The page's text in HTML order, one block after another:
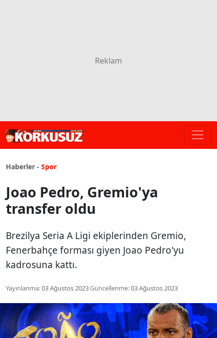
Haberler - Spor
Joao Pedro, Gremio'ya
transfer oldu
Brezilya Seria A Ligi ekiplerinden Gremio,
Fenerbahçe forması giyen Joao Pedro'yu
kadrosuna kattı.
Yayınlanma:03 Ağustos 2023Güncellenme:03 Ağustos 2023